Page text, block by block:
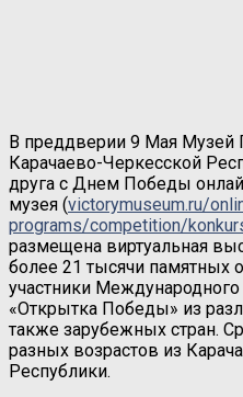
В преддверии 9 Мая
Карачаево-Черкесской
друга с Днем Победы
музея (victorymuseum.ru/
programs/competition/
размещена виртуальная
более 21 тысячи памятных
участники
«Открытка Победы» из
также зарубежных стран.
разных возрастов из
Республики.